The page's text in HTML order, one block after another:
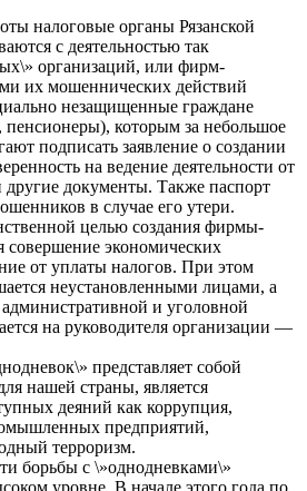
налоговые органы Рязанской
с деятельностью так
организаций, или фирм-
их мошеннических действий
незащищенные граждане
пенсионеры), которым за небольшое
подписать заявление о создании
на ведение деятельности от
документы. Также паспорт
в случае его утери.
целью создания фирмы-
совершение экономических
от уплаты налогов. При этом
неустановленными лицами, а
и уголовной
на руководителя организации —
представляет собой
нашей страны, является
деяний как коррупция,
предприятий,
терроризм.
борьбы с \»однодневками\»
уровне. В начале этого года по